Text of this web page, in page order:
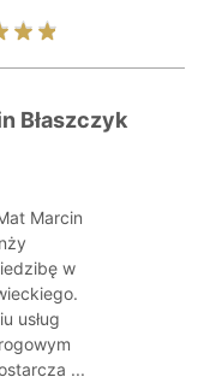
Błaszczyk
Marcin
w
usług
...